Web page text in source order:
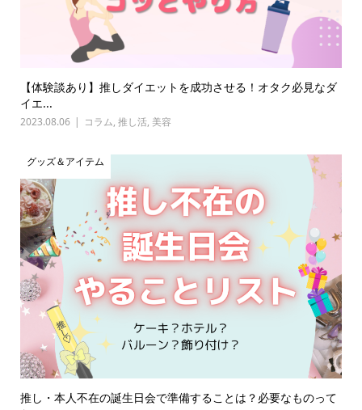
【体験談あり】推しダイエットを成功させる！オタク必見なダ
イエ...
2023.08.06 コラム, 推し活, 美容
グッズ＆アイテム
推し・本人不在の誕生日会で準備することは？必要なものって